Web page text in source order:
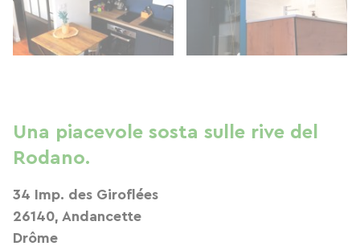
Una piacevole sosta sulle rive del
Rodano.
34 Imp. des Giroflées
26140, Andancette
Drôme